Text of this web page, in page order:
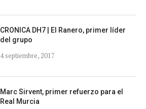
CRONICA DH7 | El Ranero, primer líder
del grupo
4 septiembre, 2017
Marc Sirvent, primer refuerzo para el
Real Murcia